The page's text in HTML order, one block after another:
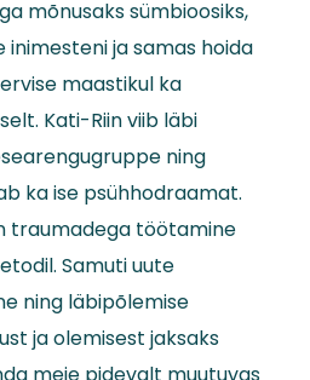
mõnusaks sümbioosiks,
ja samas hoida
maastikul ka
Kati-Riin viib läbi
ning
ka ise psühhodraamat.
traumadega töötamine
Samuti uute
ning läbipõlemise
ja olemisest jaksaks